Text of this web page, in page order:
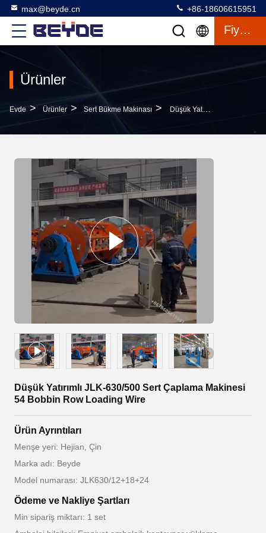
max@beyde.cn +86-18606615951
Fiyat Teklifi
Ürünler
Evde > Ürünler > Sert Bükme Makinası > Düşük Yatırımlı JLK-630/500 Sert Çaplama Makinesi 54 Bobbin Row Loading Wire
Düşük Yatırımlı JLK-630/500 Sert Çaplama Makinesi
54 Bobbin Row Loading Wire
Ürün Ayrıntıları
Menşe yeri: Hejian, Çin
Marka adı: Beyde
Model numarası: JLK630/12+18+24
Ödeme ve Nakliye Şartları
Min sipariş miktarı: 1 set